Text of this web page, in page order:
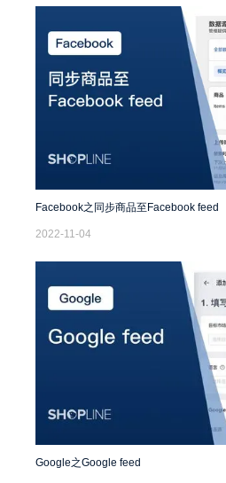
Facebook之同步商品至Facebook feed
2022-11-04
Google之Google feed